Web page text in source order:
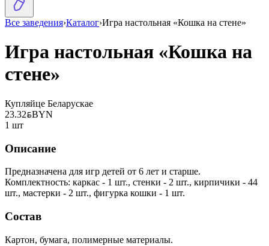
Все заведения›Каталог›Игра настольная «Кошка на стене»
Игра настольная «Кошка на
стене»
Купляйце Беларускае
23.32BYNBYN
1 шт
Описание
Предназначена для игр детей от 6 лет и старше.
Комплектность: каркас - 1 шт., стенки - 2 шт., кирпичики - 44
шт., мастерки - 2 шт., фигурка кошки - 1 шт.
Состав
Картон, бумага, полимерные материалы.